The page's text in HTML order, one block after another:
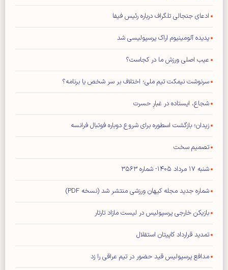
ادعای جنجالی تلگراف درباره رئیس فیفا
پدیده آلومینیوم اراک پرسپولیسی شد
عیب اصلی ورزش ما در کجاست؟
سرنوشت نیمکت تیم ملی؛ اختلاف بر سر شخص یا برنامه؟
شجاع، ایستاده در غبارِ حسرت
زیدان؛ بازگشت اسطوره برای شروع دوباره فوتبال فرانسه
تصمیم سخت
شنبه ۱۷ مرداد ۱۴۰۵- شماره ۳۵۶۳
شماره جدید مجله کیهان ورزشی منتشر شد (نسخه PDF)
بازیکن خارجی پرسپولیس در لیست مازاد تارتار
تمدید قرارداد کاپیتان استقلال
مدافع پرسپولیس قید حضور در تیم عراقی را زد